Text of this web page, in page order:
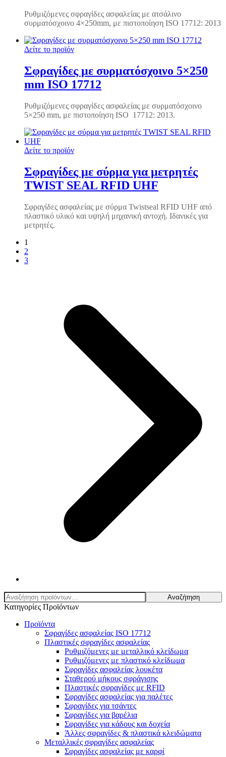
Ρυθμιζόμενες σφραγίδες ασφαλείας με ατσάλινο
συρματόσχοινο 4×250mm, με πιστοποίηση ISO 17712: 2013
Δείτε το προϊόν
Σφραγίδες με συρματόσχοινο 5×250
mm ISO 17712
Ρυθμιζόμενες σφραγίδες ασφαλείας με συρματόσχοινο
5×250 mm, με πιστοποίηση ISO 17712: 2013.
Δείτε το προϊόν
Σφραγίδες με σύρμα για μετρητές
TWIST SEAL RFID UHF
Σφραγίδες ασφαλείας με σύρμα Twistseal RFID UHF από
πλαστικό υλικό και υψηλή μηχανική αντοχή. Ιδανικές για
μετρητές.
1
2
3
Αναζήτηση
για:
Αναζήτηση
Κατηγορίες Προϊόντων
Προϊόντα
Σφραγίδες ασφαλείας ISO 17712
Πλαστικές σφραγίδες ασφαλείας
Ρυθμιζόμενες με μεταλλικό κλείδωμα
Ρυθμιζόμενες με πλαστικό κλείδωμα
Σφραγίδες ασφαλείας λουκέτα
Σταθερού μήκους σφράγισης
Πλαστικές σφραγίδες με RFID
Σφραγίδες ασφαλείας για παλέτες
Σφραγίδες για τσάντες
Σφραγίδες για βαρέλια
Σφραγίδες για κάδους και δοχεία
Άλλες σφραγίδες & πλαστικά κλειδώματα
Μεταλλικές σφραγίδες ασφαλείας
Σφραγίδες ασφαλείας με καρφί